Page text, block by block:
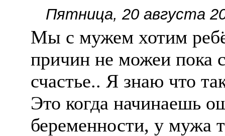
Пятница, 20 августа
Мы с мужем хотим
причин не можеи пока
счастье.. Я знаю что
Это когда начинаешь
беременности, у мужа